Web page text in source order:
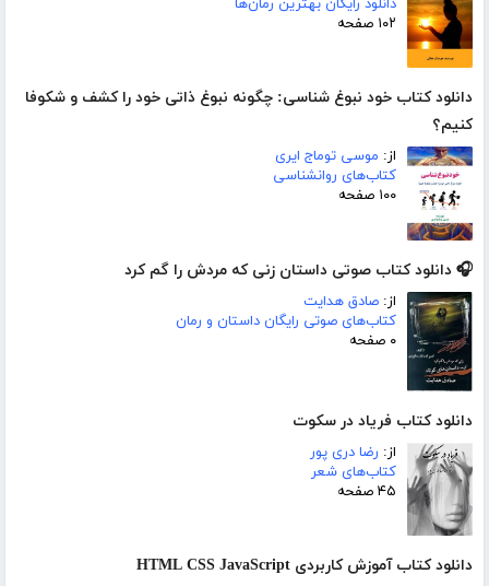
دانلود رایگان بهترین رمان‌ها
۱۰۲ صفحه
دانلود کتاب خود نبوغ شناسی: چگونه نبوغ ذاتی خود را کشف و شکوفا
کنیم؟
از: موسی توماج ایری
کتاب‌های روانشناسی
۱۰۰ صفحه
🎧 دانلود کتاب صوتی داستان زنی که مردش را گم کرد
از: صادق هدایت
کتاب‌های صوتی رایگان داستان و رمان
۰ صفحه
دانلود کتاب فریاد در سکوت
از: رضا دری پور
کتاب‌های شعر
۴۵ صفحه
دانلود کتاب آموزش کاربردی HTML CSS JavaScript